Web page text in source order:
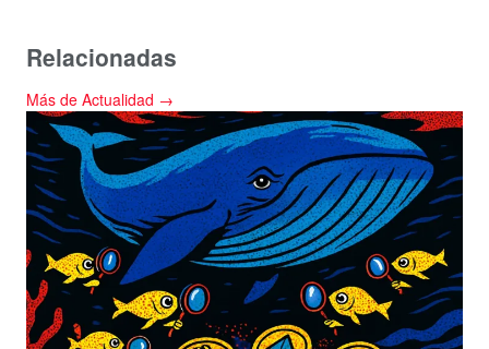
Relacionadas
Más de Actualidad →